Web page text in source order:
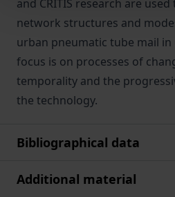
and CRITIS research are
network structures and
urban pneumatic tube mail in
focus is on processes of
temporality and the
the technology.
Bibliographical data
Additional material